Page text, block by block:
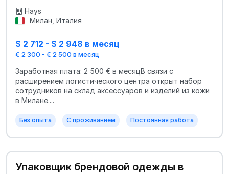
Hays
Милан, Италия
$ 2 712 - $ 2 948 в месяц
€ 2 300 - € 2 500 в месяц
Заработная плата: 2 500 € в месяцВ связи с
расширением логистического центра открыт набор
сотрудников на склад аксессуаров и изделий из кожи
в Милане....
Без опыта С проживанием Постоянная работа
Упаковщик брендовой одежды в